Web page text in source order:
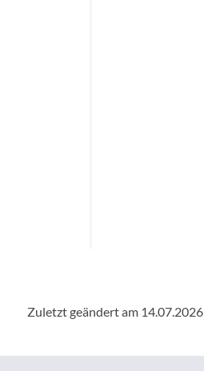
Zuletzt geändert am 14.07.2026